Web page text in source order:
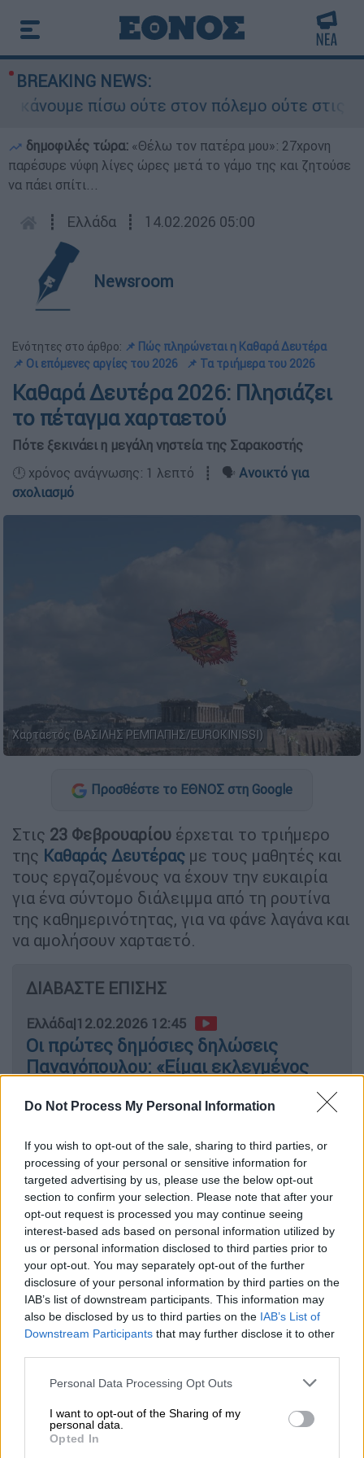
Do Not Process My Personal Information
If you wish to opt-out of the sale, sharing to third parties, or
processing of your personal or sensitive information for
targeted advertising by us, please use the below opt-out
section to confirm your selection. Please note that after your
opt-out request is processed you may continue seeing
interest-based ads based on personal information utilized by
us or personal information disclosed to third parties prior to
your opt-out. You may separately opt-out of the further
disclosure of your personal information by third parties on the
IAB’s list of downstream participants. This information may
also be disclosed by us to third parties on the IAB’s List of
Downstream Participants that may further disclose it to other
Please note that this website/app uses one or more Google
not limited to your visit or usage behaviour. You may click to
grant or deny consent to Google and its third-party tags to
use your data for below specified purposes in below Google
Personal Data Processing Opt Outs
I want to opt-out of the Sharing of my
personal data.
Opted In
BREAKING NEWS:
πίσω ούτε στον πόλεμο ούτε στις
δημοφιλές τώρα: «Θέλω τον πατέρα μου»: 27χρονη
παρέσυρε νύφη λίγες ώρες μετά το γάμο της και ζητούσε
να πάει σπίτι...
┋ Ελλάδα ┋ 14.02.2026 05:00
Newsroom
Ενότητες στο άρθρο: 📌 Πώς πληρώνεται η Καθαρά Δευτέρα
📌 Οι επόμενες αργίες του 2026
📌 Τα τριήμερα του 2026
Καθαρά Δευτέρα 2026: Πλησιάζει
το πέταγμα χαρταετού
Πότε ξεκινάει η μεγάλη νηστεία της Σαρακοστής
🕛 χρόνος ανάγνωσης: 1 λεπτό ┋ 🗣️ Ανοικτό για
σχολιασμό
Χαρταετός (ΒΑΣΙΛΗΣ ΡΕΜΠΑΠΗΣ/EUROKINISSI)
Προσθέστε το ΕΘΝΟΣ στη Google
Στις 23 Φεβρουαρίου έρχεται το τριήμερο
της Καθαράς Δευτέρας με τους μαθητές και
τους εργαζομένους να έχουν την ευκαιρία
για ένα σύντομο διάλειμμα από τη ρουτίνα
της καθημερινότητας, για να φάνε λαγάνα και
να αμολήσουν χαρταετό.
ΔΙΑΒΑΣΤΕ ΕΠΙΣΗΣ
Ελλάδα|12.02.2026 12:45
Οι πρώτες δημόσιες δηλώσεις
Παναγόπουλου: «Είμαι εκλεγμένος
Πώς πληρώνεται η Καθαρά Δευτέρα
ΗΚαθαρά Δευτέρα δε θεωρείται επίσημη
αργία για τους εργαζόμενους του ιδιωτικού
τομέα. Ωστόσο, οι περισσότερες
επιχειρήσεις παραμένουν κλειστές, λόγω
συλλογικών συμβάσεων, εθιμικού δικαίου ή
επιχειρησιακής συνήθειας.
Οι εργαζόμενοι πουδεν απασχοληθούν κατά
την Καθαρά Δευτέρασύμφωνα με τα
παραπάνω δεν έχουν καμία μείωση μισθού.
Οι εργαζόμενοι με ημερομίσθιο δικαιούνται
το κανονικό τους ημερομίσθιο.